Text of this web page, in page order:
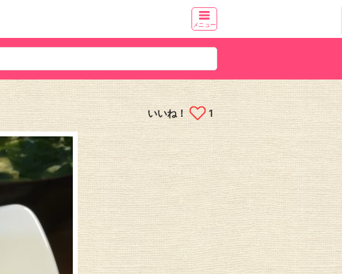
メニュー
いいね！ 1